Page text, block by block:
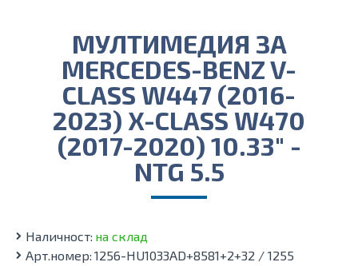
МУЛТИМЕДИЯ ЗА
MERCEDES-BENZ V-
CLASS W447 (2016-
2023) X-CLASS W470
(2017-2020) 10.33" -
NTG 5.5
Наличност: на склад
Арт.номер: 1256-HU1033AD+8581+2+32 / 1255